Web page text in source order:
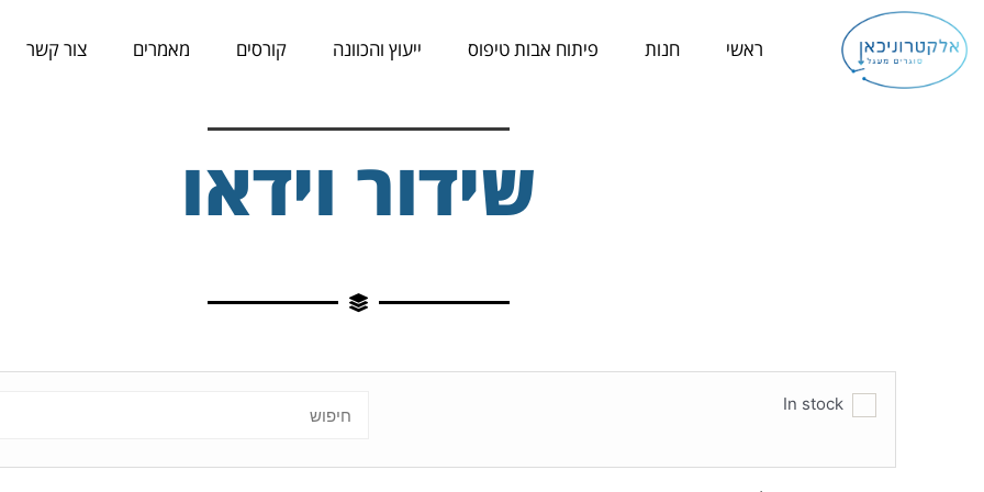
לתוכן
ראשי חנות פיתוח אבות טיפוס ייעוץ והכוונה קורסים מאמרים צור קשר
שידור וידאו
In stock